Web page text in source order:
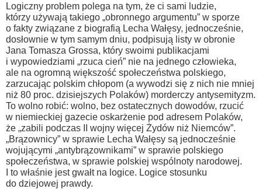
Logiczny problem polega na tym, że ci sami ludzie,
którzy używają takiego „obronnego argumentu” w sporze
o fakty związane z biografią Lecha Wałęsy, jednocześnie,
dosłownie w tym samym dniu, podpisują listy w obronie
Jana Tomasza Grossa, który swoimi publikacjami
i wypowiedziami „rzuca cień” nie na jednego człowieka,
ale na ogromną większość społeczeństwa polskiego,
zarzucając polskim chłopom (a wywodzi się z nich nie mniej
niż 80 proc. dzisiejszych Polaków) morderczy antysemityzm.
To wolno robić: wolno, bez ostatecznych dowodów, rzucić
w niemieckiej gazecie oskarżenie pod adresem Polaków,
że „zabili podczas II wojny więcej Żydów niż Niemców”.
„Brązownicy” w sprawie Lecha Wałęsy są jednocześnie
wojującymi „antybrązownikami” w sprawie polskiego
społeczeństwa, w sprawie polskiej wspólnoty narodowej.
I to właśnie jest gwałt na logice. Logice stosunku
do dziejowej prawdy.